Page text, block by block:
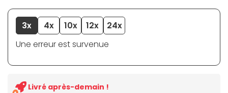
3x 4x 10x 12x
24x
Une erreur est survenue
Livré après-demain !